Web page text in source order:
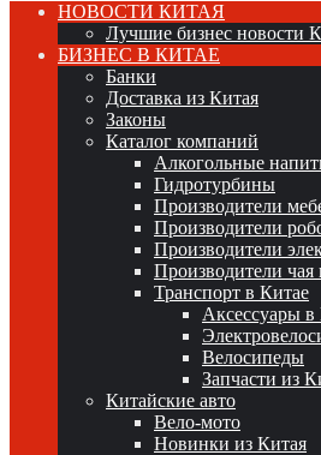
НОВОСТИ КИТАЯ
Лучшие бизнес новости
БИЗНЕС В КИТАЕ
Банки
Доставка из Китая
Законы
Каталог компаний
Алкогольные
Гидротурбины
Производители
Производители
Производители
Производители чая
Транспорт в Китае
Аксессуары в
Велосипеды
Запчасти из
Китайские авто
Вело-мото
Новинки из Китая